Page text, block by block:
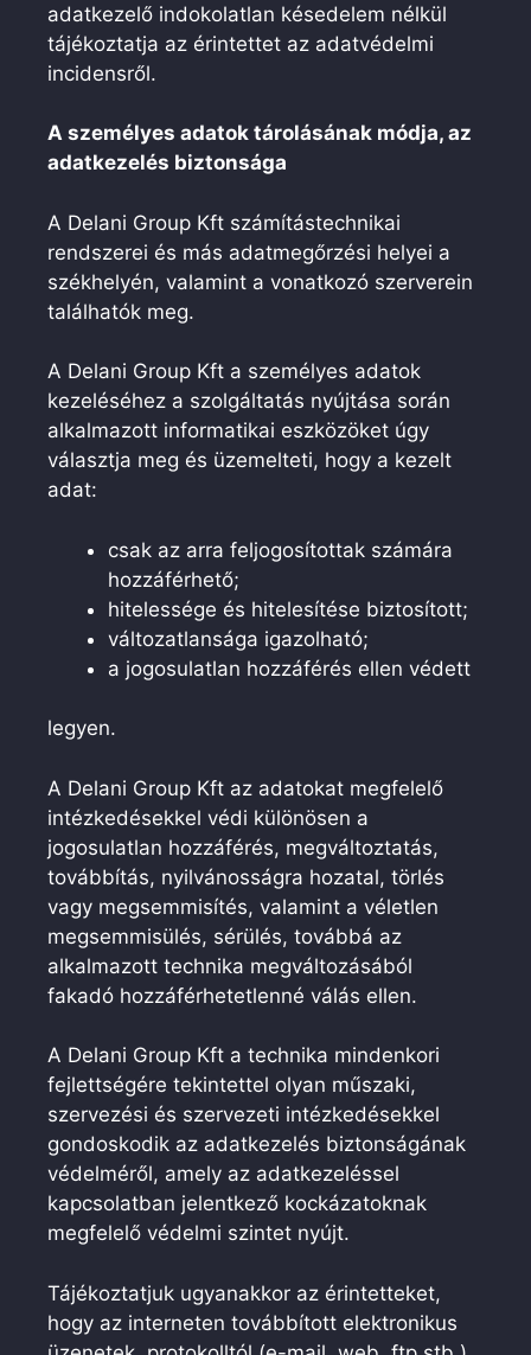
adatkezelő indokolatlan késedelem nélkül
tájékoztatja az érintettet az adatvédelmi
incidensről.
A személyes adatok tárolásának módja, az
adatkezelés biztonsága
A Delani Group Kft számítástechnikai
rendszerei és más adatmegőrzési helyei a
székhelyén, valamint a vonatkozó szerverein
találhatók meg.
A Delani Group Kft a személyes adatok
kezeléséhez a szolgáltatás nyújtása során
alkalmazott informatikai eszközöket úgy
választja meg és üzemelteti, hogy a kezelt
adat:
csak az arra feljogosítottak számára
hozzáférhető;
hitelessége és hitelesítése biztosított;
változatlansága igazolható;
a jogosulatlan hozzáférés ellen védett
legyen.
A Delani Group Kft az adatokat megfelelő
intézkedésekkel védi különösen a
jogosulatlan hozzáférés, megváltoztatás,
továbbítás, nyilvánosságra hozatal, törlés
vagy megsemmisítés, valamint a véletlen
megsemmisülés, sérülés, továbbá az
alkalmazott technika megváltozásából
fakadó hozzáférhetetlenné válás ellen.
A Delani Group Kft a technika mindenkori
fejlettségére tekintettel olyan műszaki,
szervezési és szervezeti intézkedésekkel
gondoskodik az adatkezelés biztonságának
védelméről, amely az adatkezeléssel
kapcsolatban jelentkező kockázatoknak
megfelelő védelmi szintet nyújt.
Tájékoztatjuk ugyanakkor az érintetteket,
hogy az interneten továbbított elektronikus